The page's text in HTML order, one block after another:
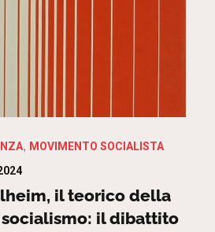
MOVIMENTO SOCIALISTA
il teorico della
il dibattito